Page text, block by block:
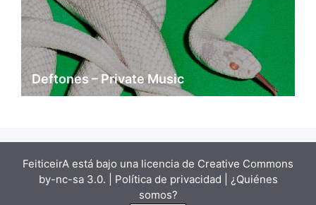
Deftones – Private Music
FeiticeirA está bajo una licencia de Creative Commons
by-nc-sa 3.0. | Política de privacidad | ¿Quiénes
somos?